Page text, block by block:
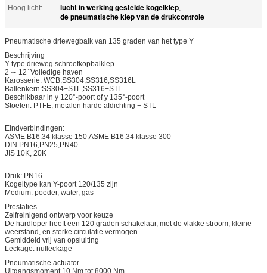
Hoog licht:
lucht in werking gestelde kogelklep,
de pneumatische klep van de drukcontrole
Pneumatische driewegbalk van 135 graden van het type Y
Beschrijving
Y-type drieweg schroefkopbalklep
2 ∼ 12 ̊ Volledige haven
Karosserie: WCB,SS304,SS316,SS316L
Ballenkern:SS304+STL,SS316+STL
Beschikbaar in y 120°-poort of y 135°-poort
Stoelen: PTFE, metalen harde afdichting + STL
Eindverbindingen:
ASME B16.34 klasse 150,ASME B16.34 klasse 300
DIN PN16,PN25,PN40
JIS 10K, 20K
Druk: PN16
Kogeltype kan Y-poort 120/135 zijn
Medium: poeder, water, gas
Prestaties
Zelfreinigend ontwerp voor keuze
De hardloper heeft een 120 graden schakelaar, met de vlakke stroom, kleine
weerstand, en sterke circulatie vermogen
Gemiddeld vrij van opsluiting
Leckage: nulleckage
Pneumatische actuator
Uitgangsmoment 10 Nm tot 8000 Nm